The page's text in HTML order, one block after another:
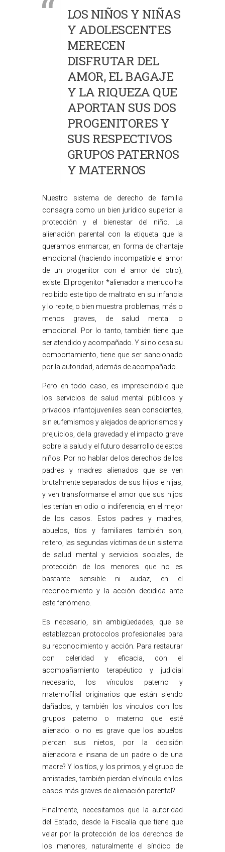
LOS NIÑOS Y NIÑAS
Y ADOLESCENTES
MERECEN
DISFRUTAR DEL
AMOR, EL BAGAJE
Y LA RIQUEZA QUE
APORTAN SUS DOS
PROGENITORES Y
SUS RESPECTIVOS
GRUPOS PATERNOS
Y MATERNOS
Nuestro sistema de derecho de familia
consagra como un bien jurídico superior la
protección y el bienestar del niño. La
alienación parental con la etiqueta que la
queramos enmarcar, en forma de chantaje
emocional (haciendo incompatible el amor
de un progenitor con el amor del otro),
existe. El progenitor *alienador a menudo ha
recibido este tipo de maltrato en su infancia
y lo repite, o bien muestra problemas, más o
menos graves, de salud mental o
emocional. Por lo tanto, también tiene que
ser atendido y acompañado. Y si no cesa su
comportamiento, tiene que ser sancionado
por la autoridad, además de acompañado.
Pero en todo caso, es imprescindible que
los servicios de salud mental públicos y
privados infantojuveniles sean conscientes,
sin eufemismos y alejados de apriorismos y
prejuicios, de la gravedad y el impacto grave
sobre la salud y el futuro desarrollo de estos
niños. Por no hablar de los derechos de los
padres y madres alienados que se ven
brutalmente separados de sus hijos e hijas,
y ven transformarse el amor que sus hijos
les tenían en odio o indiferencia, en el mejor
de los casos. Estos padres y madres,
abuelos, tíos y familiares también son,
reitero, las segundas víctimas de un sistema
de salud mental y servicios sociales, de
protección de los menores que no es
bastante sensible ni audaz, en el
reconocimiento y la acción decidida ante
este fenómeno.
Es necesario, sin ambigüedades, que se
establezcan protocolos profesionales para
su reconocimiento y acción. Para restaurar
con celeridad y eficacia, con el
acompañamiento terapéutico y judicial
necesario, los vínculos paterno y
maternofilial originarios que están siendo
dañados, y también los vínculos con los
grupos paterno o materno que esté
alienado: o no es grave que los abuelos
pierdan sus nietos, por la decisión
alienadora e insana de un padre o de una
madre? Y los tíos, y los primos, y el grupo de
amistades, también pierdan el vínculo en los
casos más graves de alienación parental?
Finalmente, necesitamos que la autoridad
del Estado, desde la Fiscalía que tiene que
velar por la protección de los derechos de
los menores, naturalmente el síndico de